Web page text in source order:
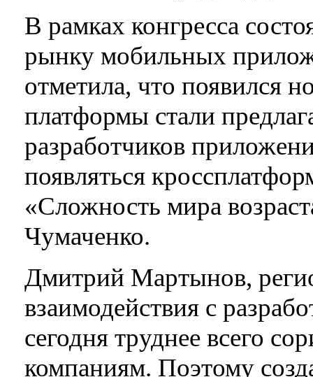
В рамках конгресса
рынку мобильных
отметила, что появился
платформы стали
разработчиков
появляться
«Сложность мира
Чумаченко.
Дмитрий Мартынов,
взаимодействия с
сегодня труднее всего
компаниям. Поэтому